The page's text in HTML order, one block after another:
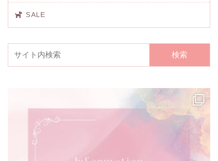
SALE
検索